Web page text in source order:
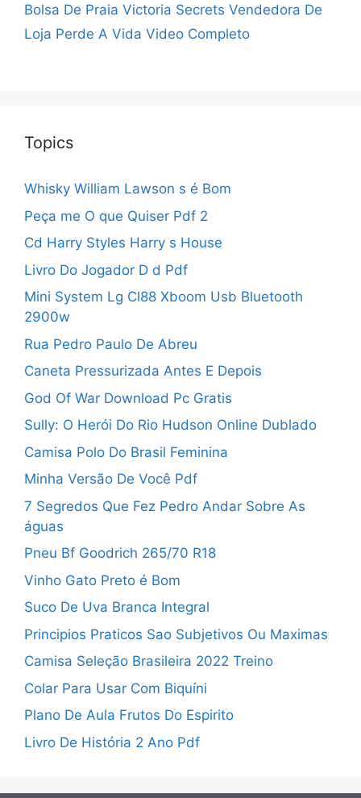
Bolsa De Praia Victoria Secrets Vendedora De
Loja Perde A Vida Video Completo
Topics
Whisky William Lawson s é Bom
Peça me O que Quiser Pdf 2
Cd Harry Styles Harry s House
Livro Do Jogador D d Pdf
Mini System Lg Cl88 Xboom Usb Bluetooth
2900w
Rua Pedro Paulo De Abreu
Caneta Pressurizada Antes E Depois
God Of War Download Pc Gratis
Sully: O Herói Do Rio Hudson Online Dublado
Camisa Polo Do Brasil Feminina
Minha Versão De Você Pdf
7 Segredos Que Fez Pedro Andar Sobre As
águas
Pneu Bf Goodrich 265/70 R18
Vinho Gato Preto é Bom
Suco De Uva Branca Integral
Principios Praticos Sao Subjetivos Ou Maximas
Camisa Seleção Brasileira 2022 Treino
Colar Para Usar Com Biquíni
Plano De Aula Frutos Do Espirito
Livro De História 2 Ano Pdf